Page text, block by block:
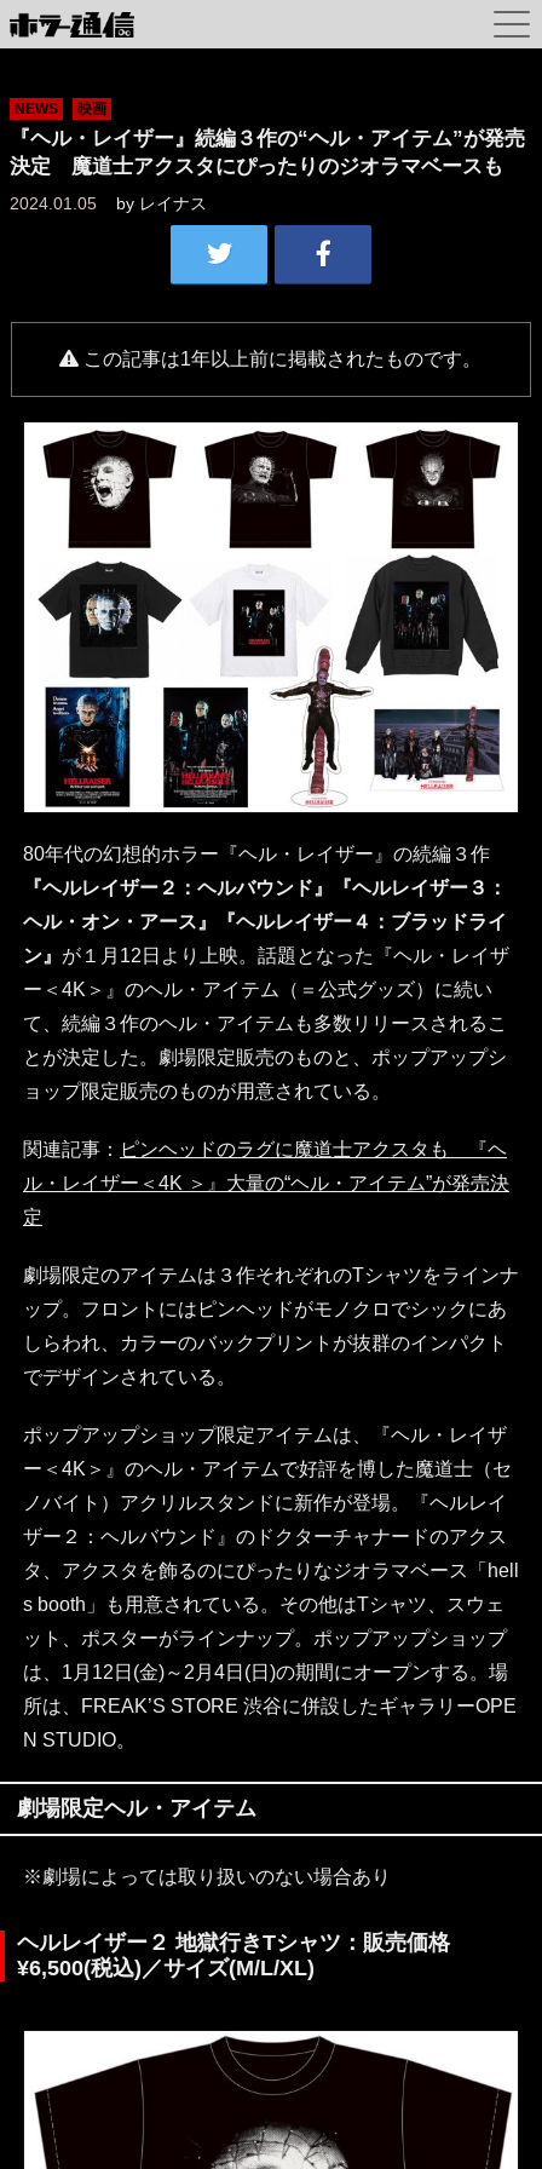
NEWS 映画
『ヘル・レイザー』続編３作の“ヘル・アイテム”が発売
決定 魔道士アクスタにぴったりのジオラマベースも
2024.01.05 by レイナス
この記事は1年以上前に掲載されたものです。
80年代の幻想的ホラー『ヘル・レイザー』の続編３作
『ヘルレイザー２：ヘルバウンド』『ヘルレイザー３：
ヘル・オン・アース』『ヘルレイザー４：ブラッドライ
ン』 が１月12日より上映。話題となった『ヘル・レイザ
ー＜4K＞』のヘル・アイテム（＝公式グッズ）に続い
て、続編３作のヘル・アイテムも多数リリースされるこ
とが決定した。劇場限定販売のものと、ポップアップシ
ョップ限定販売のものが用意されている。
関連記事： ピンヘッドのラグに魔道士アクスタも 『ヘ
ル・レイザー＜4K ＞』大量の“ヘル・アイテム”が発売決
定
劇場限定のアイテムは３作それぞれのTシャツをラインナ
ップ。フロントにはピンヘッドがモノクロでシックにあ
しらわれ、カラーのバックプリントが抜群のインパクト
でデザインされている。
ポップアップショップ限定アイテムは、『ヘル・レイザ
ー＜4K＞』のヘル・アイテムで好評を博した魔道士（セ
ノバイト）アクリルスタンドに新作が登場。『ヘルレイ
ザー２：ヘルバウンド』のドクターチャナードのアクス
タ、アクスタを飾るのにぴったりなジオラマベース「hell
s booth」も用意されている。その他はTシャツ、スウェ
ット、ポスターがラインナップ。ポップアップショップ
は、1月12日(金)～2月4日(日)の期間にオープンする。場
所は、FREAK’S STORE 渋谷に併設したギャラリーOPE
N STUDIO。
劇場限定ヘル・アイテム
※劇場によっては取り扱いのない場合あり
ヘルレイザー２ 地獄行きTシャツ：販売価格
¥6,500(税込)／サイズ(M/L/XL)